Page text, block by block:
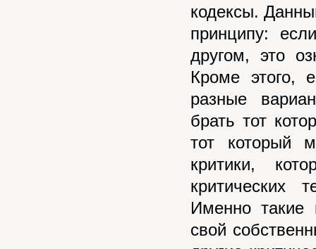
кодексы.
принципу:
другом, это
Кроме этого,
разные
брать тот
тот который
критики,
критических
Именно такие
свой